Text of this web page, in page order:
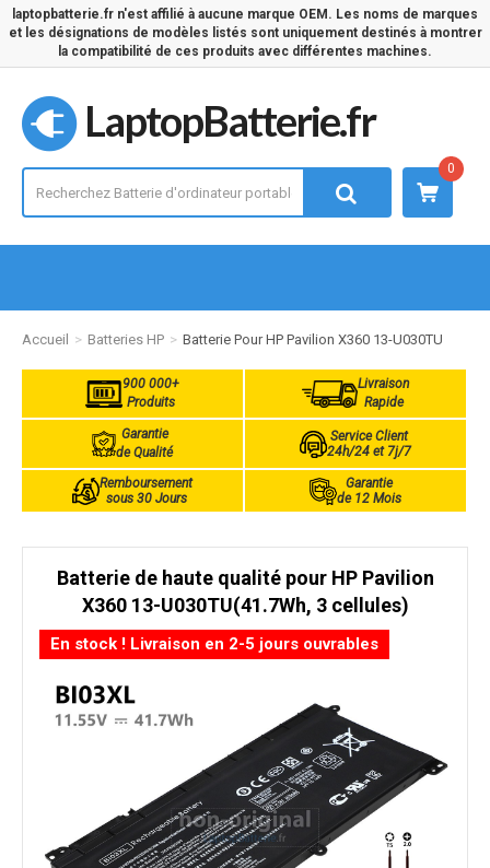
laptopbatterie.fr n'est affilié à aucune marque OEM. Les noms de marques
et les désignations de modèles listés sont uniquement destinés à montrer
la compatibilité de ces produits avec différentes machines.
LaptopBatterie.fr
0
Accueil Batteries HP Batterie Pour HP Pavilion X360 13-U030TU
900 000+
Produits
Livraison
Rapide
Garantie
de Qualité
Service Client
24h/24 et 7j/7
Remboursement
sous 30 Jours
Garantie
de 12 Mois
Batterie de haute qualité pour HP Pavilion
X360 13-U030TU(41.7Wh, 3 cellules)
En stock ! Livraison en 2-5 jours ouvrables